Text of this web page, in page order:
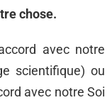
chose.
avec notre
scientifique) ou
avec notre Soi